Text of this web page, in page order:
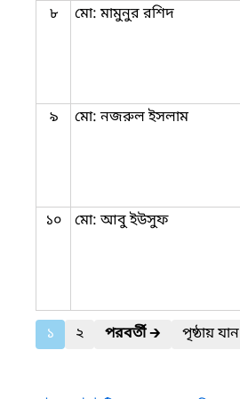
৮ মো: মামুনুর রশিদ
৯ মো: নজরুল ইসলাম
১০ মো: আবু ইউসুফ
১ ২ পরবর্তী🡲 পৃষ্ঠায় যান